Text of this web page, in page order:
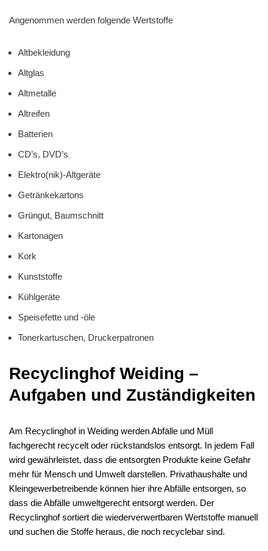
Angenommen werden folgende Wertstoffe
Altbekleidung
Altglas
Altmetalle
Altreifen
Batterien
CD’s, DVD’s
Elektro(nik)-Altgeräte
Getränkekartons
Grüngut, Baumschnitt
Kartonagen
Kork
Kunststoffe
Kühlgeräte
Speisefette und -öle
Tonerkartuschen, Druckerpatronen
Recyclinghof Weiding –
Aufgaben und Zuständigkeiten
Am Recyclinghof in Weiding werden Abfälle und Müll
fachgerecht recycelt oder rückstandslos entsorgt. In jedem Fall
wird gewährleistet, dass die entsorgten Produkte keine Gefahr
mehr für Mensch und Umwelt darstellen. Privathaushalte und
Kleingewerbetreibende können hier ihre Abfälle entsorgen, so
dass die Abfälle umweltgerecht entsorgt werden. Der
Recyclinghof sortiert die wiederverwertbaren Wertstoffe manuell
und suchen die Stoffe heraus, die noch recyclebar sind.